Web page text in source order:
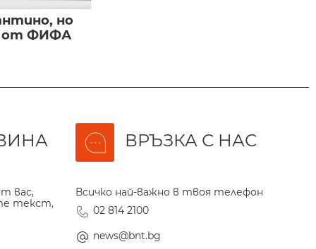
но
от ФИФА
вас,
текст,
ВРЪЗКА С НАС
Всичко най-важно в твоя телефон
02 814 2100
news@bnt.bg